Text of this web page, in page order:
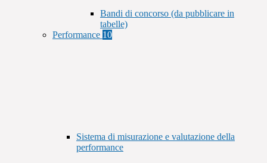
Bandi di concorso (da pubblicare in
tabelle)
Performance 10
Sistema di misurazione e valutazione della
performance